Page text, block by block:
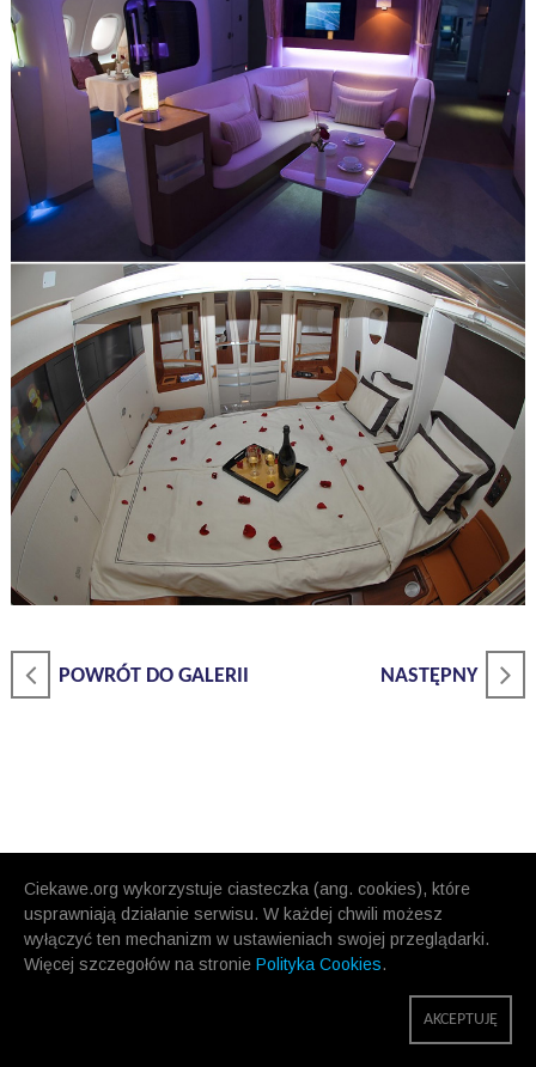
Ciekawe.org wykorzystuje ciasteczka (ang. cookies), które
usprawniają działanie serwisu. W każdej chwili możesz
wyłączyć ten mechanizm w ustawieniach swojej przeglądarki.
Więcej szczegołów na stronie Polityka Cookies.
AKCEPTUJĘ
POWRÓT DO GALERII NASTĘPNY